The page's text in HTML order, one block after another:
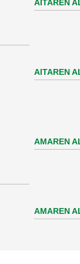
AITAREN
AITAREN
AMAREN
AMAREN